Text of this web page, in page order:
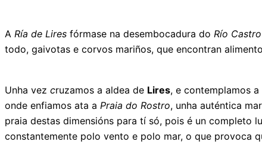
A Ría de Lires fórmase na desembocadura do Río Castro
todo, gaivotas e corvos mariños, que encontran
Unha vez cruzamos a aldea de Lires, e contemplamos
onde enfiamos ata a Praia do Rostro, unha auténtica
praia destas dimensións para tí só, pois é un completo
constantemente polo vento e polo mar, o que provoca